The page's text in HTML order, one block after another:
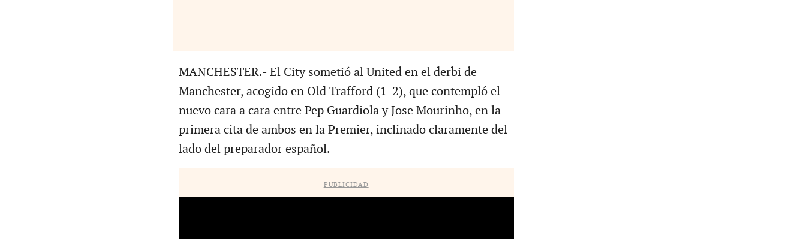
MANCHESTER.- El City sometió al United en el derbi de
Manchester, acogido en Old Trafford (1-2), que contempló el
nuevo cara a cara entre Pep Guardiola y Jose Mourinho, en la
primera cita de ambos en la Premier, inclinado claramente del
lado del preparador español.
PUBLICIDAD